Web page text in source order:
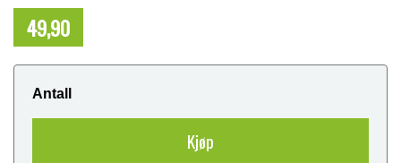
49,90
Antall
Kjøp